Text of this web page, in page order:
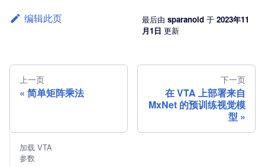
编辑此页 最后由 sparanoid 于 2023年11
月1日 更新
上一页
简单矩阵乘法
下一页
在 VTA 上部署来自
MxNet 的预训练视觉模
型
加载 VTA
参数